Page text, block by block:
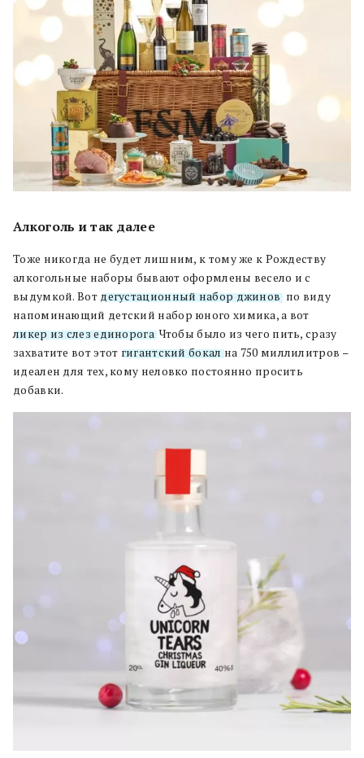
Алкоголь и так далее
Тоже никогда не будет лишним, к тому же к Рождеству
алкогольные наборы бывают оформлены весело и с
выдумкой. Вот дегустационный набор джинов, по виду
напоминающий детский набор юного химика, а вот
ликер из слез единорога. Чтобы было из чего пить, сразу
захватите вот этот гигантский бокална 750 миллилитров –
идеален для тех, кому неловко постоянно просить
добавки.